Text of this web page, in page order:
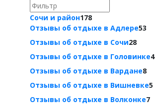
Сочи и район178
Отзывы об отдыхе в Адлере53
Отзывы об отдыхе в Сочи28
Отзывы об отдыхе в Головинке4
Отзывы об отдыхе в Вардане8
Отзывы об отдыхе в Вишневке5
Отзывы об отдыхе в Волконке7